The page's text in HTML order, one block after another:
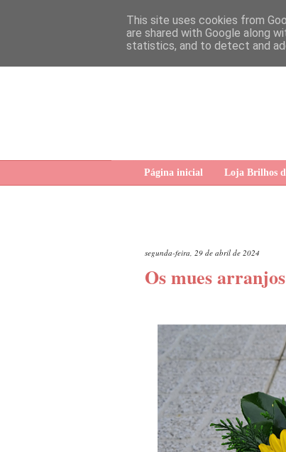
Página inicial Loja Brilhos
segunda-feira, 29 de abril de 2024
Os mues
This site uses cookies from
are shared with Google along
statistics, and to detect and